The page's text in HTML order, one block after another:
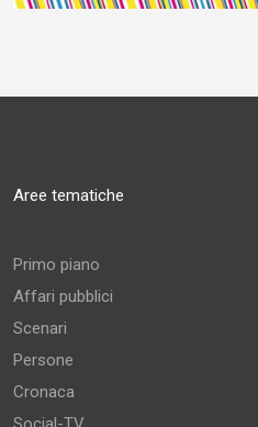
Aree tematiche
Primo piano
Affari pubblici
Scenari
Persone
Cronaca